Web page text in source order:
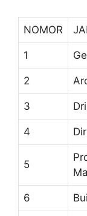
NOMOR
1
2
3
4
5
6